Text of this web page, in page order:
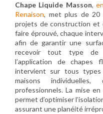
Chape Liquide Masson,
Renaison, met plus de 20
projets de construction et
faire éprouvé, chaque
afin de garantir une
recevoir tout type de
l’application de chapes
intervient sur tous types
maisons
professionnels. La mise
permet d’optimiser
assurant une planéité